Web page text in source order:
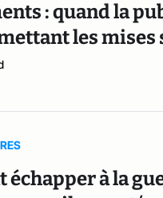
: quand la
les mises
échapper à la